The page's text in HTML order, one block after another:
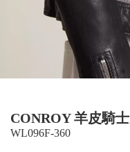
CONROY 羊皮騎
WL096F-360